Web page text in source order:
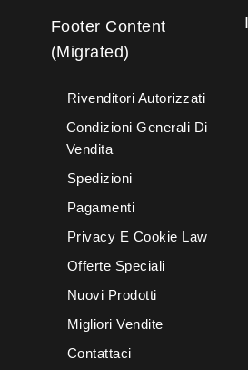
Footer Content
(Migrated)
Rivenditori Autorizzati
Condizioni Generali Di
Vendita
Spedizioni
Pagamenti
Privacy E Cookie Law
Offerte Speciali
Nuovi Prodotti
Migliori Vendite
Contattaci